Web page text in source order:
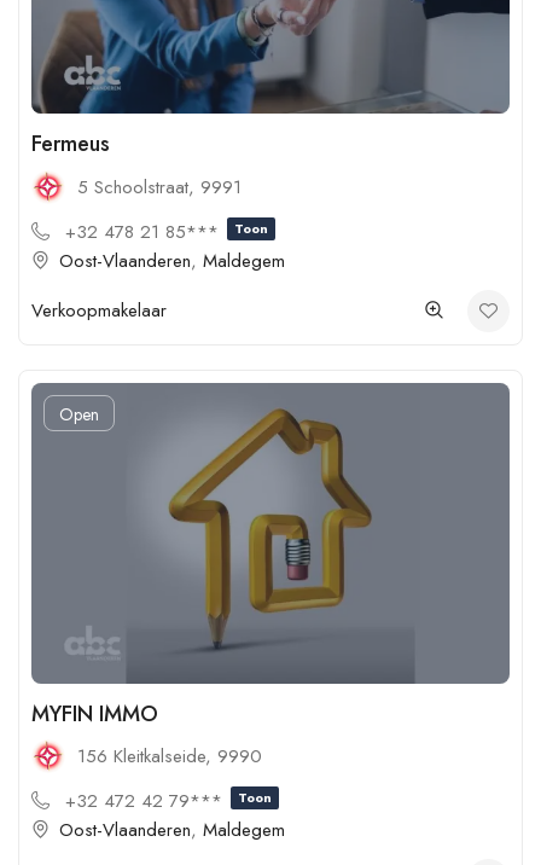
Fermeus
5 Schoolstraat, 9991
+32 478 21 85***
Toon
Oost-Vlaanderen, Maldegem
Verkoopmakelaar
Open
MYFIN IMMO
156 Kleitkalseide, 9990
+32 472 42 79***
Toon
Oost-Vlaanderen, Maldegem